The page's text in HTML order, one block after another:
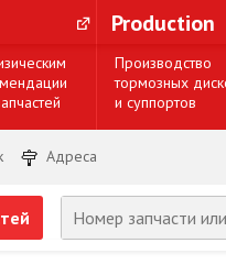
Production
Производство
тормозных
и суппортов
Адреса